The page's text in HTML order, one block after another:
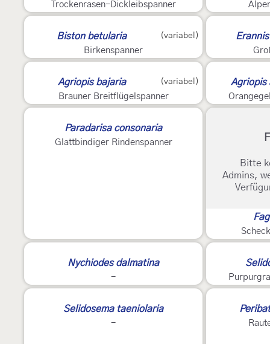
Trockenrasen-Dickleibspanner
Biston betularia
(variabel)
Birkenspanner
Agriopis bajaria (variabel)
Brauner Breitflügelspanner
Agriopis
Paradarisa consonaria
Glattbindiger Rindenspanner
Bitte
Admins,
Nychiodes dalmatina
-
Selidosema taeniolaria
-